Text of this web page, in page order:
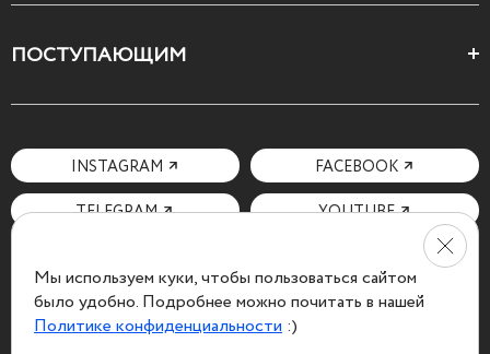
Мы используем куки, чтобы пользоваться сайтом
было удобно. Подробнее можно почитать в нашей
Политике конфиденциальности :)
INSTAGRAM FACEBOOK
TELEGRAM YOUTUBE
Декларация ценностей
ПОСТУПАЮЩИМ
Мотивационное письмо
Вопросы и ответы